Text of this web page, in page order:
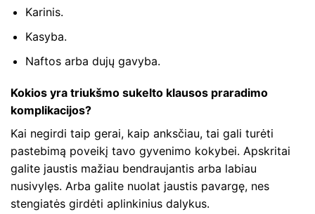
Karinis.
Kasyba.
Naftos arba dujų gavyba.
Kokios yra triukšmo sukelto klausos praradimo
komplikacijos?
Kai negirdi taip gerai, kaip anksčiau, tai gali turėti
pastebimą poveikį tavo gyvenimo kokybei. Apskritai
galite jaustis mažiau bendraujantis arba labiau
nusivylęs. Arba galite nuolat jaustis pavargę, nes
stengiatės girdėti aplinkinius dalykus.